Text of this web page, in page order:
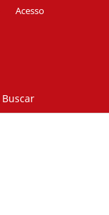
Buscar
Acesso